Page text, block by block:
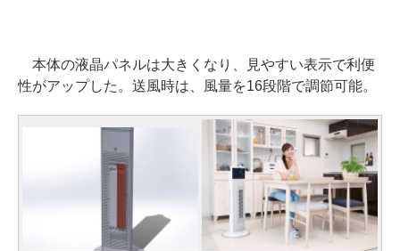
本体の液晶パネルは大きくなり、見やすい表示で利便
性がアップした。送風時は、風量を16段階で調節可能。